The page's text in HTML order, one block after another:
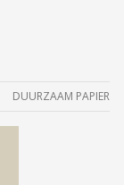
DUURZAAM PAPIER